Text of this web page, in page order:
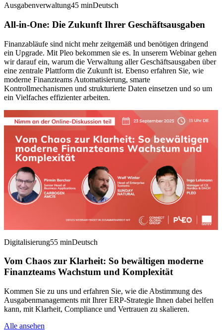
Ausgabenverwaltung45 minDeutsch
All-in-One: Die Zukunft Ihrer Geschäftsausgaben
Finanzabläufe sind nicht mehr zeitgemäß und benötigen dringend
ein Upgrade. Mit Pleo bekommen sie es. In unserem Webinar gehen
wir darauf ein, warum die Verwaltung aller Geschäftsausgaben über
eine zentrale Plattform die Zukunft ist. Ebenso erfahren Sie, wie
moderne Finanzteams Automatisierung, smarte
Kontrollmechanismen und strukturierte Daten einsetzen und so um
ein Vielfaches effizienter arbeiten.
Digitalisierung55 minDeutsch
Vom Chaos zur Klarheit: So bewältigen moderne
Finanzteams Wachstum und Komplexität
Kommen Sie zu uns und erfahren Sie, wie die Abstimmung des
Ausgabenmanagements mit Ihrer ERP-Strategie Ihnen dabei helfen
kann, mit Klarheit, Compliance und Vertrauen zu skalieren.
Alle ansehen